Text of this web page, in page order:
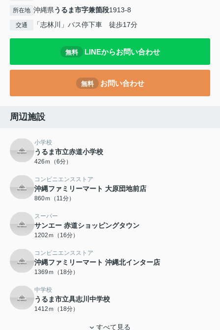
所在地 沖縄県うるま市字兼箇段1913-8
交通 「志林川」バス停下車 徒歩17分
無料 LINEからお問い合わせ
無料 お問い合わせ
周辺施設
小学校
うるま市立赤道小学校
426ｍ（6分）
コンビニエンスストア
沖縄ファミリーマート 大原団地前店
860ｍ（11分）
スーパー
サンエー 赤道ショッピングタウン
1202ｍ（16分）
コンビニエンスストア
沖縄ファミリーマート 沖縄北インター店
1369ｍ（18分）
中学校
うるま市立具志川中学校
1412ｍ（18分）
すべて見る